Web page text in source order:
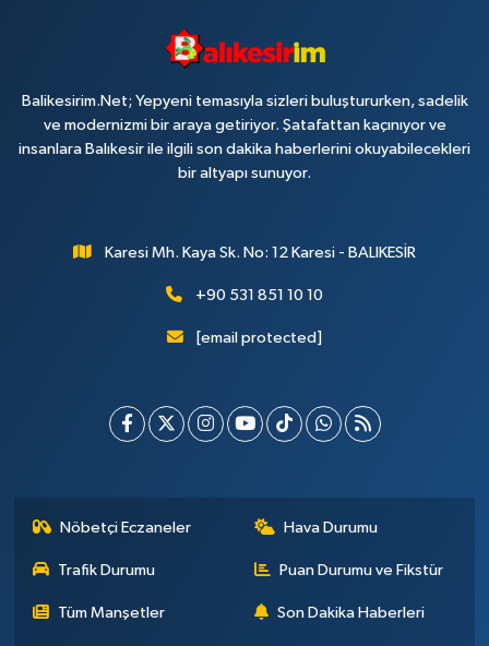
Balikesirim.Net; Yepyeni temasıyla sizleri buluştururken, sadelik
ve modernizmi bir araya getiriyor. Şatafattan kaçınıyor ve
insanlara Balıkesir ile ilgili son dakika haberlerini okuyabilecekleri
bir altyapı sunuyor.
Karesi Mh. Kaya Sk. No: 12 Karesi - BALIKESİR
+90 531 851 10 10
[email protected]
Nöbetçi Eczaneler Hava Durumu
Trafik Durumu Puan Durumu ve Fikstür
Tüm Manşetler Son Dakika Haberleri